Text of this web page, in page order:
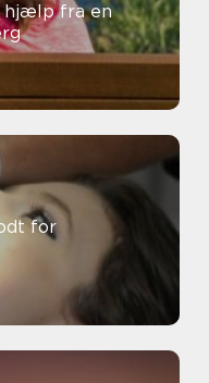
hjælp fra en
for